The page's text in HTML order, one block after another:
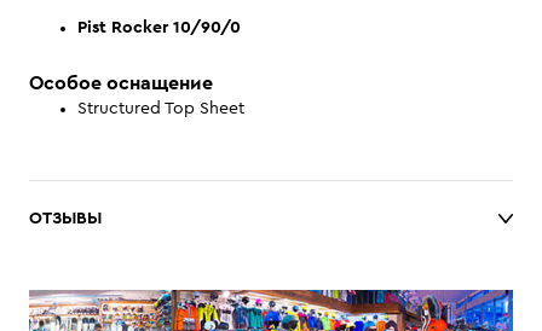
Pist Rocker 10/90/0
Особое оснащение
Structured Top Sheet
ОТЗЫВЫ